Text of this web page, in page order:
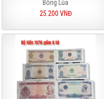
Bông Lúa
25.200 VNĐ